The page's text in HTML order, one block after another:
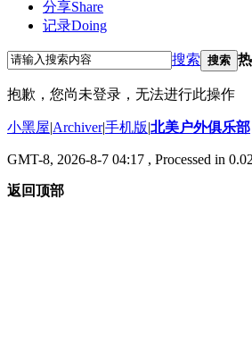
分享Share
记录Doing
搜索 搜索
抱歉，您尚未登录，无法进行此操作
小黑屋|Archiver|手机版|北美户外俱乐部
GMT-8, 2026-8-7 04:17 , Processed in
返回顶部